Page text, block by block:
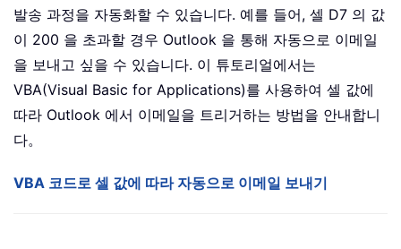
발송 과정을 자동화할 수 있습니다. 예를 들어, 셀 D7 의 값
이 200 을 초과할 경우 Outlook 을 통해 자동으로 이메일
을 보내고 싶을 수 있습니다. 이 튜토리얼에서는
VBA(Visual Basic for Applications)를 사용하여 셀 값에
따라 Outlook 에서 이메일을 트리거하는 방법을 안내합니
다。
VBA 코드로 셀 값에 따라 자동으로 이메일 보내기